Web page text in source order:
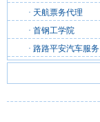
· 天航票务代理
· 首钢工学院
· 路路平安汽车服务